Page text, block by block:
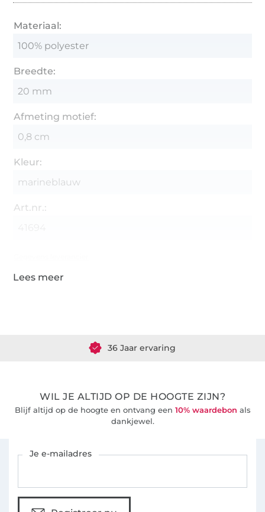
Materiaal:
100% polyester
Breedte:
20 mm
Afmeting motief:
0,8 cm
Kleur:
marineblauw
Art.nr.:
36 Jaar ervaring
WIL JE ALTIJD OP DE HOOGTE ZIJN?
Blijf altijd op de hoogte en ontvang een 10% waardebon als
dankjewel.
Je e-mailadres